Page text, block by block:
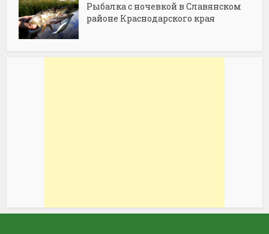
Рыбалка с ночевкой в Славянском
районе Краснодарского края